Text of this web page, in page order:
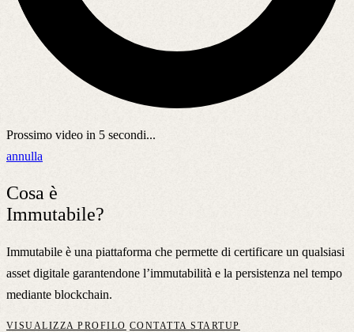
Prossimo video in 5 secondi...
annulla
Cosa è
Immutabile?
Immutabile è una piattaforma che permette di certificare un qualsiasi
asset digitale garantendone l’immutabilità e la persistenza nel tempo
mediante blockchain.
VISUALIZZA PROFILO CONTATTA STARTUP